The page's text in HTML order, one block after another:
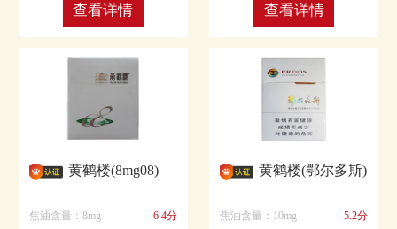
查看详情 查看详情
黄鹤楼(8mg08)
焦油含量：8mg 6.4分
黄鹤楼(鄂尔多斯)
焦油含量：10mg 5.2分